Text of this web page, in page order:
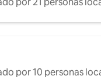
por 10 personas